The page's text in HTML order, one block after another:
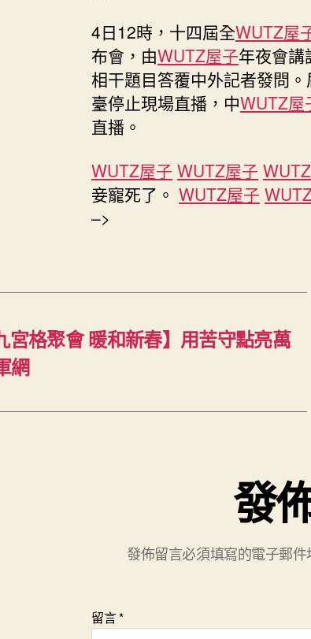
4日12時，十四屆全WUTZ屋
布會，由WUTZ屋子年夜會講
相干題目答覆中外記者發問
臺停止現場直播，中WUTZ屋
直播。
WUTZ屋子 WUTZ屋子
妾寵死了。 WUTZ屋子
–>
宮格聚會 暖和新春】用苦守點亮萬
網
發
發佈留言必須填寫的電子郵件
留言*